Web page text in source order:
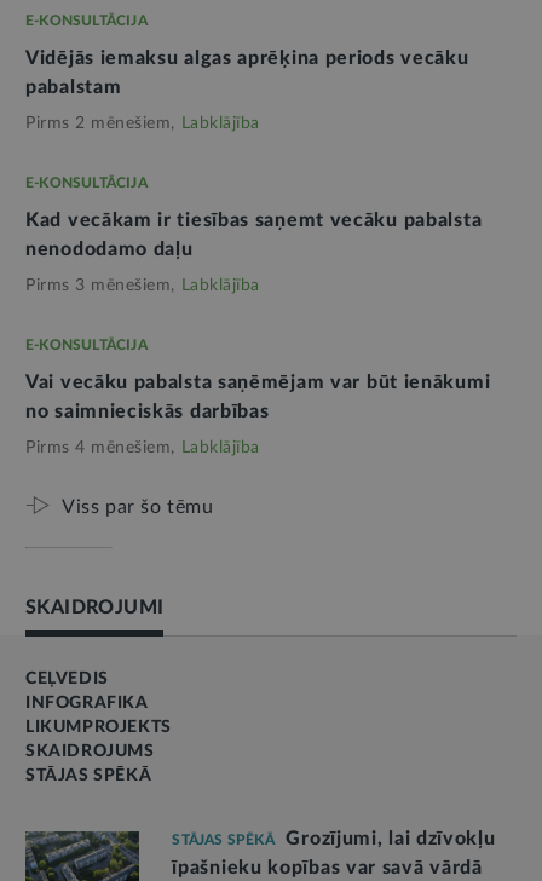
E-KONSULTĀCIJA
Vidējās iemaksu algas aprēķina periods vecāku
pabalstam
Pirms 2 mēnešiem, Labklājība
E-KONSULTĀCIJA
Kad vecākam ir tiesības saņemt vecāku pabalsta
nenododamo daļu
Pirms 3 mēnešiem, Labklājība
E-KONSULTĀCIJA
Vai vecāku pabalsta saņēmējam var būt ienākumi
no saimnieciskās darbības
Pirms 4 mēnešiem, Labklājība
Viss par šo tēmu
SKAIDROJUMI
CEĻVEDIS
INFOGRAFIKA
LIKUMPROJEKTS
SKAIDROJUMS
STĀJAS SPĒKĀ
STĀJAS SPĒKĀ
Grozījumi, lai dzīvokļu
īpašnieku kopības var savā vārdā